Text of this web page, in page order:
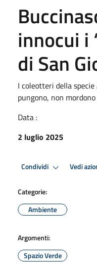
innocui i
di San
I coleotteri della
pungono, non
Data :
2 luglio 2025
Condividi Vedi
Categorie:
Ambiente
Argomenti:
Spazio Verde